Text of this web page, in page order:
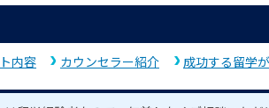
内容 カウンセラー紹介 成功する留学